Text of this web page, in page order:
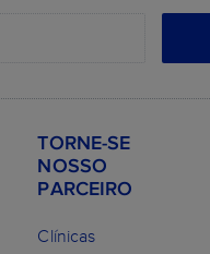
TORNE-SE
NOSSO
PARCEIRO
Clínicas